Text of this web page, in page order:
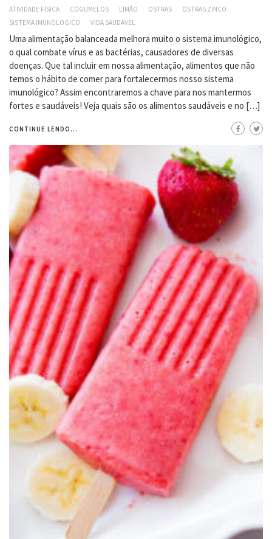
ATIVIDADE FÍSICA
COGUMELOS LIMÃO OSTRAS
OSTRAS ZINCO
SISTEMA IMUNOLOGICO
VIDA SAUDÁVEL
Uma alimentação balanceada melhora muito o sistema imunológico,
o qual combate vírus e as bactérias, causadores de diversas
doenças. Que tal incluir em nossa alimentação, alimentos que não
temos o hábito de comer para fortalecermos nosso sistema
imunológico? Assim encontraremos a chave para nos mantermos
fortes e saudáveis! Veja quais são os alimentos saudáveis e no […]
CONTINUE LENDO...